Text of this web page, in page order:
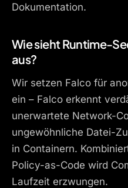
Dokumentation.
Wie sieht Runtime-
aus?
Wir setzen Falco für
ein – Falco erkennt
unerwartete Network-
ungewöhnliche Datei-
in Containern.
Policy-as-Code wird
Laufzeit erzwungen.